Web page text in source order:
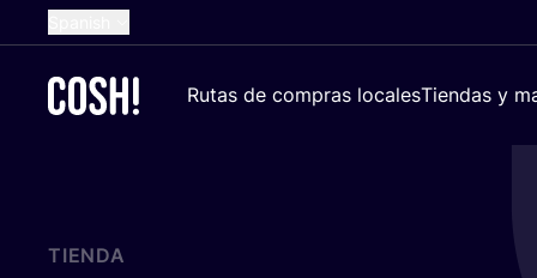
Dutch
Croatian
Rutas de compras localesTiendas y
TIENDA